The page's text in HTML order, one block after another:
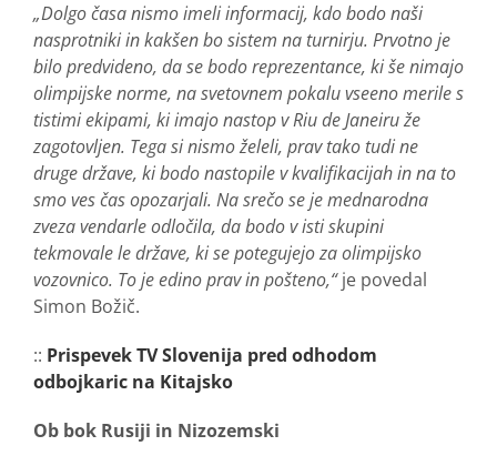
„Dolgo časa nismo imeli informacij, kdo bodo naši
nasprotniki in kakšen bo sistem na turnirju. Prvotno je
bilo predvideno, da se bodo reprezentance, ki še nimajo
olimpijske norme, na svetovnem pokalu vseeno merile s
tistimi ekipami, ki imajo nastop v Riu de Janeiru že
zagotovljen. Tega si nismo želeli, prav tako tudi ne
druge države, ki bodo nastopile v kvalifikacijah in na to
smo ves čas opozarjali. Na srečo se je mednarodna
zveza vendarle odločila, da bodo v isti skupini
tekmovale le države, ki se potegujejo za olimpijsko
vozovnico. To je edino prav in pošteno,“je povedal
Simon Božič.
:: Prispevek TV Slovenija pred odhodom
odbojkaric na Kitajsko
Ob bok Rusiji in Nizozemski